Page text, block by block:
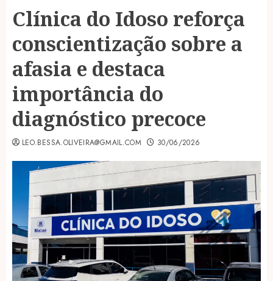
Clínica do Idoso reforça
conscientização sobre a
afasia e destaca
importância do
diagnóstico precoce
LEO.BESSA.OLIVEIRA@GMAIL.COM 30/06/2026